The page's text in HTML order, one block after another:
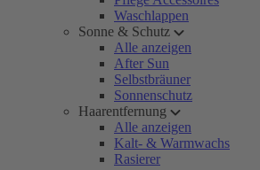
Waschlappen
Sonne & Schutz
Alle anzeigen
After Sun
Selbstbräuner
Sonnenschutz
Haarentfernung
Alle anzeigen
Kalt- & Warmwachs
Rasierer